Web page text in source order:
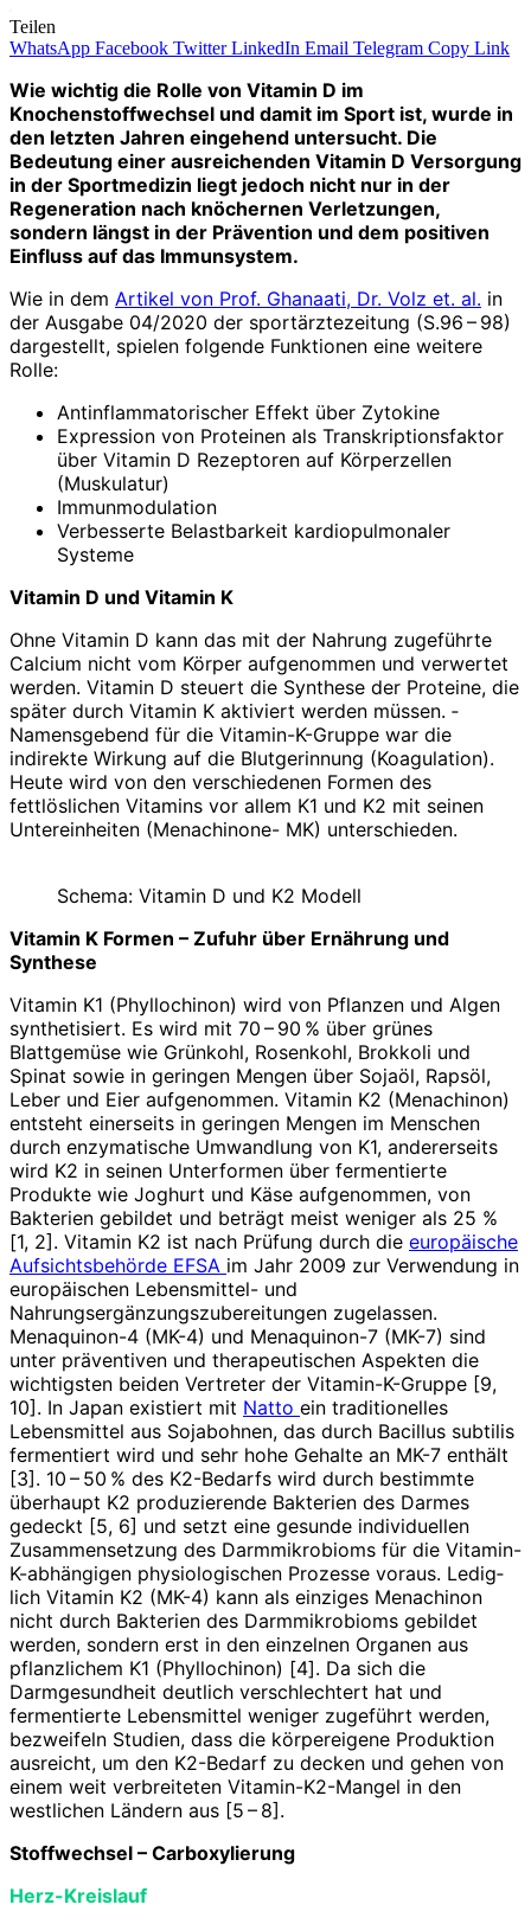
Teilen
WhatsApp Facebook Twitter LinkedIn Email Telegram Copy Link
Wie wichtig die Rolle von Vitamin D im
Knochenstoffwechsel und damit im Sport ist, wurde in
den letzten Jahren eingehend untersucht. Die
Bedeutung einer ausreichenden Vitamin D Versorgung
in der Sportmedizin liegt jedoch nicht nur in der
Regeneration nach knöchernen Verletzungen,
sondern längst in der Prävention und dem positiven
Einfluss auf das Immunsystem.
Wie in dem Artikel von Prof. Ghanaati, Dr. Volz et. al. in
der Ausgabe 04/2020 der sportärztezeitung (S.96 – 98)
dargestellt, spielen folgende Funktionen eine weitere
Rolle:
Antinflammatorischer Effekt über Zytokine
Expression von Proteinen als Transkriptionsfaktor
über Vitamin D Rezeptoren auf Körperzellen
(Muskulatur)
Immunmodulation
Verbesserte Belastbarkeit kardiopulmonaler
Systeme
Vitamin D und Vitamin K
Ohne Vitamin D kann das mit der Nahrung zugeführte
Calcium nicht vom Körper aufgenommen und verwertet
werden. Vitamin D steuert die Synthese der Proteine, die
später durch Vi­tamin K aktiviert werden müssen. ­
Namensgebend für die Vitamin-K-Gruppe war die
indirekte Wirkung auf die Blutgerinnung (Koagulation).
Heute wird von den verschiedenen Formen des
fettlöslichen Vitamins vor ­allem K1 und K2 mit seinen
Untereinheiten (Menachinone- MK) unterschieden.
Schema: Vitamin D und K2 Modell
Vitamin K Formen – Zufuhr über Ernährung und
Synthese
Vitamin K1 (Phyllochinon) wird von Pflanzen und Algen
synthetisiert. Es wird mit 70 – 90 % über grünes
Blattgemüse wie Grünkohl, Rosenkohl, Brokkoli und
Spinat sowie in geringen Mengen über Sojaöl, Rapsöl,
Leber und Eier aufgenommen. Vitamin K2 (Mena­chinon)
entsteht einerseits in geringen Mengen im Menschen
durch enzymatische Umwandlung von K1, andererseits
wird K2 in seinen Unterformen über fermentierte
Produkte wie Joghurt und Käse aufgenommen, von
Bakterien gebildet und beträgt meist weniger als 25 %
[1, 2]. Vitamin K2 ist nach Prüfung durch die europäische
Aufsichtsbehörde EFSA im Jahr 2009 zur Verwendung in
europäischen Lebensmittel- und
Nahrungsergänzungszubereitungen zugelassen.
Menaquinon-4 (MK-4) und Menaquinon-7 (MK-7) sind
unter präventiven und therapeutischen Aspekten die
wichtigsten beiden Vertreter der Vitamin-K-Gruppe [9,
10]. In Japan existiert mit Natto ein traditionelles
Lebensmittel aus Sojabohnen, das durch Bacillus subtilis
fermentiert wird und sehr hohe Gehalte an MK-7 enthält
[3]. 10 – 50 % des K2-Bedarfs wird durch bestimmte
überhaupt K2 produzierende Bakterien des Darmes
gedeckt [5, 6] und setzt eine gesunde individuellen
Zusammensetzung des Darmmikrobioms für die Vitamin-
K-abhängigen physiologischen Prozesse voraus. Ledig­
lich Vitamin K2 (MK-4) kann als einziges Menachinon
nicht durch Bakterien des Darmmikrobioms gebildet
werden, sondern erst in den einzelnen Organen aus
pflanzlichem K1 (Phyllochinon) [4]. Da sich die
Darmgesundheit deutlich verschlechtert hat und
fermentierte Lebensmittel weniger zugeführt werden,
bezweifeln Studien, dass die körpereigene Produktion
ausreicht, um den K2-Bedarf zu decken und gehen von
einem weit verbreiteten Vitamin-K2-Mangel in den
westlichen Ländern aus [5 – 8].
Stoffwechsel – Carboxylierung
Herz-Kreislauf